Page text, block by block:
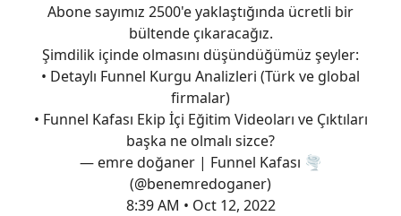
Abone sayımız 2500'e yaklaştığında ücretli bir
bültende çıkaracağız.
Şimdilik içinde olmasını düşündüğümüz şeyler:
• Detaylı Funnel Kurgu Analizleri (Türk ve global
firmalar)
• Funnel Kafası Ekip İçi Eğitim Videoları ve Çıktıları
başka ne olmalı sizce?
— emre doğaner | Funnel Kafası 🌪️
(@benemredoganer)
8:39 AM • Oct 12, 2022